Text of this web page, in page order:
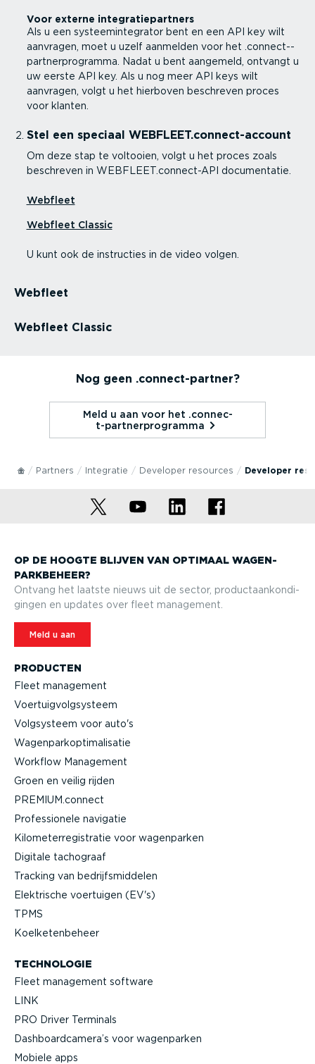
Voor externe integra­tie­partners
Als u een systeem­in­te­grator bent en een API key wilt
aanvragen, moet u uzelf aanmelden voor het .connec­t-­
part­ner­pro­gramma. Nadat u bent aangemeld, ontvangt u
uw eerste API key. Als u nog meer API keys wilt
aanvragen, volgt u het hierboven beschreven proces
voor klanten.
Stel een speciaal WEBFLEET.connec­t-ac­count
Om deze stap te voltooien, volgt u het proces zoals
beschreven in WEBFLEET.connect-API documen­tatie.
Webfleet
Webfleet Classic
U kunt ook de instructies in de video volgen.
Webfleet
Webfleet Classic
Nog geen .connec­t-­partner?
Meld u aan voor het .connec­
t-­part­ner­pro­gramma⁠
Partners Integratie Developer resources Developer
PRODUCTEN
Fleet management
Voertuig­volg­systeem
Volgsysteem voor auto's
Wagen­par­kop­ti­ma­li­satie
Workflow Management
Groen en veilig rijden
PREMIUM.connect
Profes­si­onele navigatie
Kilome­ter­re­gi­stratie voor wagenparken
Digitale tachograaf
Tracking van bedrijfs­mid­delen
Elektrische voertuigen (EV's)
TPMS
Koelke­ten­beheer
TECHNOLOGIE
Fleet management software
LINK
PRO Driver Terminals
Dashboard­camera’s voor wagenparken
Mobiele apps
OP DE HOOGTE BLIJVEN VAN OPTIMAAL WAGEN­
PARK­BEHEER?
Ontvang het laatste nieuws uit de sector, product­aan­kon­di­
gingen en updates over fleet management.
Meld u aan